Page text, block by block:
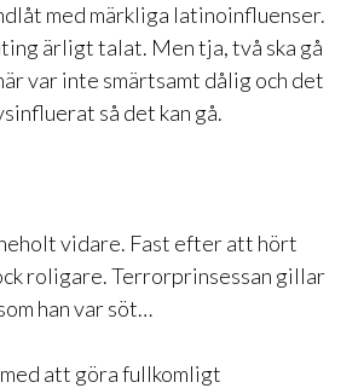
med märkliga latinoinfluenser.
ärligt talat. Men tja, två ska gå
var inte smärtsamt dålig och det
så det kan gå.
vidare. Fast efter att hört
roligare. Terrorprinsessan gillar
han var söt…
att göra fullkomligt